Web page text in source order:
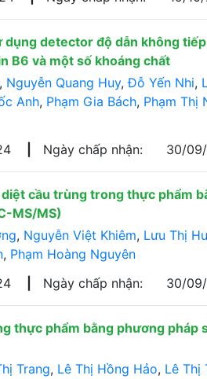
detector độ dẫn không
B6 và một số khoáng chất
, Nguyễn Quang Huy,Đỗ Yến Nhi,
Anh, Phạm Gia Bách, Phạm Thị
Ngày chấp nhận: 30/
cầu trùng trong thực phẩm
MS/MS)
, Nguyễn Việt Khiêm, Lưu Thị
, Phạm Hoàng Nguyên
Ngày chấp nhận: 30/
thực phẩm bằng phương pháp
Trang, Lê Thị Hồng Hảo, Lê Thị